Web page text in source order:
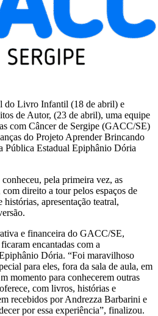
do Livro Infantil (18 de abril) e
de Autor, (23 de abril), uma equipe
com Câncer de Sergipe (GACC/SE)
do Projeto Aprender Brincando
Pública Estadual Epiphânio Dória
pela primeira vez, as
direito a tour pelos espaços de
histórias, apresentação teatral,
e financeira do GACC/SE,
encantadas com a
Dória. “Foi maravilhoso
para eles, fora da sala de aula, em
momento para conhecerem outras
com livros, histórias e
recebidos por Andrezza Barbarini e
por essa experiência”, finalizou.